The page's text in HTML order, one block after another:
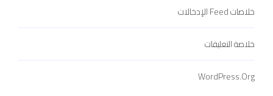
خلاصات Feed الإدخالات
خلاصة التعليقات
WordPress.org